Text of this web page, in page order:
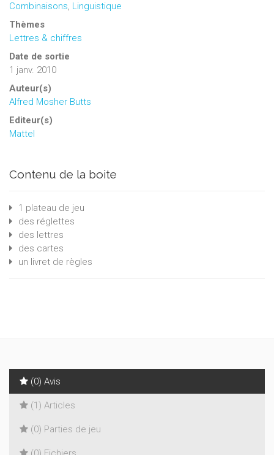
Combinaisons, Linguistique
Thèmes
Lettres & chiffres
Date de sortie
1 janv. 2010
Auteur(s)
Alfred Mosher Butts
Editeur(s)
Mattel
Contenu de la boite
1 plateau de jeu
des réglettes
des lettres
des cartes
un livret de règles
(0) Avis
(1) Articles
(0) Parties de jeu